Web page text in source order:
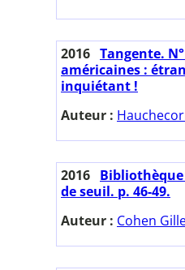
2016 Tangente.
américaines :
inquiétant !
Auteur :
2016 Bibliothèque
de seuil. p. 46-49.
Auteur : Cohen